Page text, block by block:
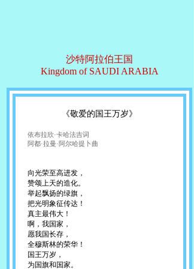
沙特阿拉伯王国
Kingdom of SAUDI ARABIA
《敬爱的国王万岁》
依布拉欣·卡哈法吉词
阿都·拉曼·阿尔哈提卜曲
向光荣至高进发，
赞颂上天的造化。
举起飘扬的绿旗，
把光明象征传达！
真主最伟大！
啊，我国家，
愿我国长存，
全穆斯林的荣华！
国王万岁，
为国旗和国家。